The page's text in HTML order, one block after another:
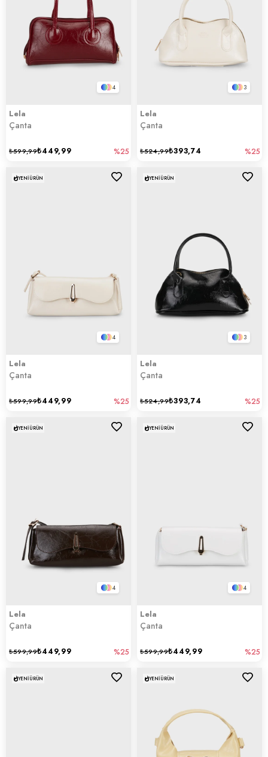
4
Lela
Çanta
₺449,99
₺599,99 %25
3
Lela
Çanta
₺393,74
₺524,99 %25
4
Lela
Çanta
₺449,99
₺599,99 %25
YENI ÜRÜN
3
Lela
Çanta
₺393,74
₺524,99 %25
YENI ÜRÜN
4
Lela
Çanta
₺449,99
₺599,99 %25
YENI ÜRÜN
4
Lela
Çanta
₺449,99
₺599,99 %25
YENI ÜRÜN
YENI ÜRÜN YENI ÜRÜN